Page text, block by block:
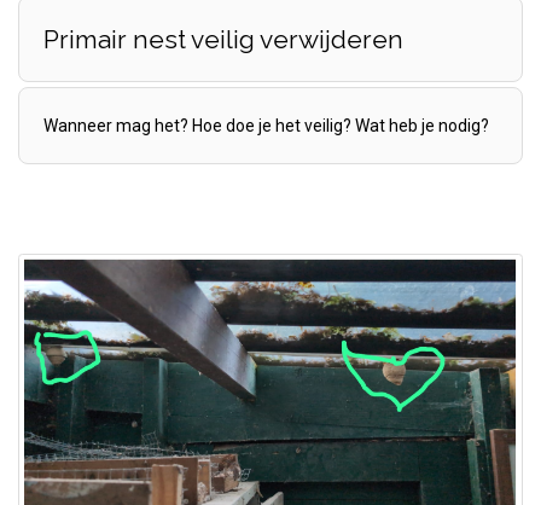
Primair nest veilig verwijderen
Wanneer mag het? Hoe doe je het veilig? Wat heb je nodig?